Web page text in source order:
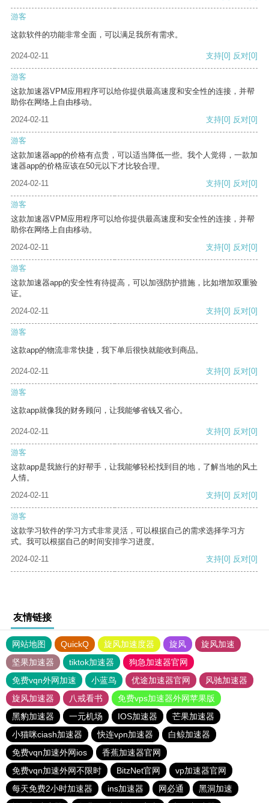
游客
这款软件的功能非常全面，可以满足我所有需求。
2024-02-11 支持[0] 反对[0]
游客
这款加速器VPM应用程序可以给你提供最高速度和安全性的连接，并帮
助你在网络上自由移动。
2024-02-11
支持[0] 反对[0]
游客
这款加速器app的价格有点贵，可以适当降低一些。我个人觉得，一款加
速器app的价格应该在50元以下才比较合理。
2024-02-11
支持[0] 反对[0]
游客
这款加速器VPM应用程序可以给你提供最高速度和安全性的连接，并帮
助你在网络上自由移动。
2024-02-11
支持[0] 反对[0]
游客
这款加速器app的安全性有待提高，可以加强防护措施，比如增加双重验
证。
2024-02-11
支持[0] 反对[0]
游客
这款app的物流非常快捷，我下单后很快就能收到商品。
2024-02-11 支持[0] 反对[0]
游客
这款app就像我的财务顾问，让我能够省钱又省心。
2024-02-11 支持[0] 反对[0]
游客
这款app是我旅行的好帮手，让我能够轻松找到目的地，了解当地的风土
人情。
2024-02-11
支持[0] 反对[0]
游客
这款学习软件的学习方式非常灵活，可以根据自己的需求选择学习方
式。我可以根据自己的时间安排学习进度。
2024-02-11
支持[0] 反对[0]
友情链接
网站地图 QuickQ 旋风加速度器 旋风
旋风加速
坚果加速器
tiktok加速器
狗急加速器官网
免费vqn外网加速
小蓝鸟 优途加速器官网
风驰加速器
旋风加速器
八戒看书
免费vps加速器外网苹果版
黑豹加速器
一元机场 IOS加速器
芒果加速器
小猫咪ciash加速器
快连vρn加速器
白鲸加速器
免费vqn加速外网ios
香蕉加速器官网
免费vqn加速外网不限时
BitzNet官网
vp加速器官网
每天免费2小时加速器
ins加速器 网必通
黑洞加速